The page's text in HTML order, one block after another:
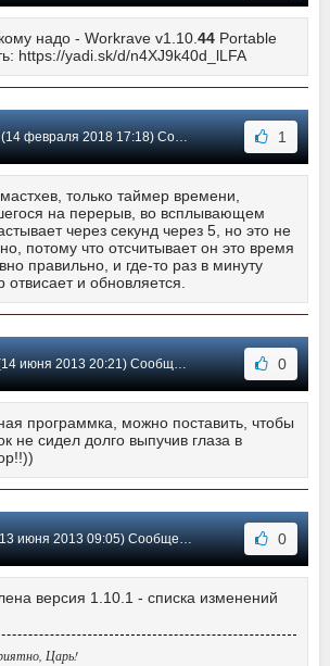
надо - Workrave v1.10. 44 Portable
https://yadi.sk/d/n4XJ9k40d_lLFA
февраля 2018 17:18) Сообщение #10 1
только таймер времени,
на перерыв, во всплывающем
через секунд через 5, но это не
потому что отсчитывает он это время
правильно, и где-то раз в минуту
отвисает и обновляется.
июня 2013 20:21) Сообщение #9 0
программка, можно поставить, чтобы
не сидел долго выпучив глаза в
июня 2013 09:05) Сообщение #8 0
версия 1.10.1 - списка изменений
Царь!